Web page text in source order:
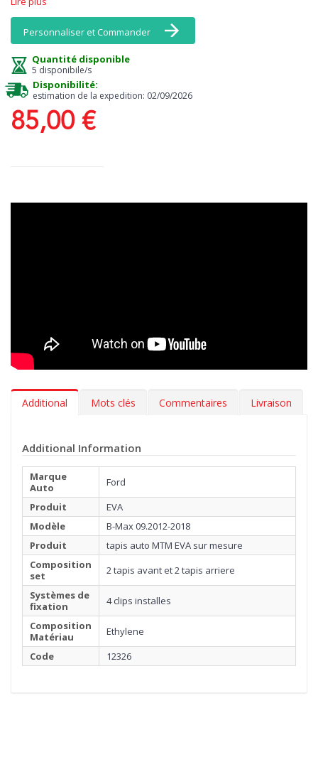
gamme de couleurs, y compris des tons vifs comme le jaune, le
rose ou l’orange — des teintes rarement disponibles en
moquette. Associez bordures et surface pour créer un intérieur
vraiment unique.
Entretien facile >
les secouer ou de les rincer à l’eau. Ils ne retiennent pas les
odeurs, sèchent rapidement et conservent leur aspect d’origine
dans le temps.
Personnaliser et Commander
Quantité disponible
5 disponibile/s
Disponibilité:
estimation de la expedition: 02/09/2026
85,00 €
Additional Mots clés Commentaires Livraison
Additional Information
Marque
Auto
Ford
Produit
EVA
Modèle
B-Max 09.2012-2018
Produit
tapis auto MTM EVA sur mesure
Composition
set
2 tapis avant et 2 tapis arriere
Systèmes de
fixation
4 clips installes
Composition
Matériau
Ethylene
Code
12326